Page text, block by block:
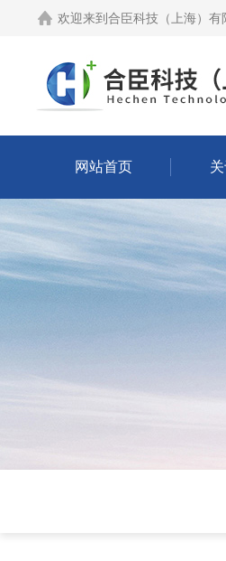
欢迎来到 合臣科技（上海）有
网站首页